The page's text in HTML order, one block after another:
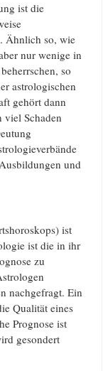
ist die
Ähnlich so, wie
nur wenige in
so
astrologischen
gehört dann
viel Schaden
und
ist
ist die in ihr
zu
nachgefragt. Ein
Qualität eines
Prognose ist
gesondert